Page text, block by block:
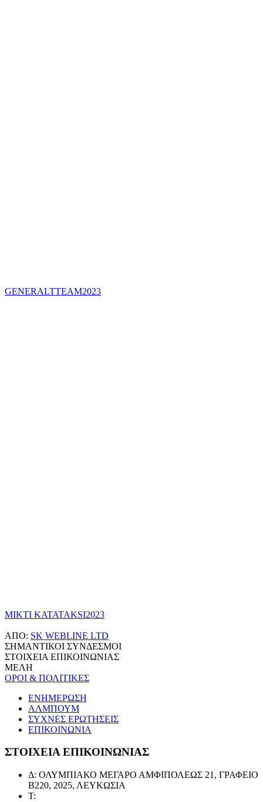
GENERALTTEAM2023
MIKTI KATATAKSI2023
ΑΠΟ: SK WEBLINE LTD
ΣΗΜΑΝΤΙΚΟΙ ΣΥΝΔΕΣΜΟΙ
ΣΤΟΙΧΕΙΑ ΕΠΙΚΟΙΝΩΝΙΑΣ
ΜΕΛΗ
ΟΡΟΙ & ΠΟΛΙΤΙΚΕΣ
ΕΝΗΜΕΡΩΣΗ
ΑΛΜΠΟΥΜ
ΣΥΧΝΕΣ ΕΡΩΤΗΣΕΙΣ
ΕΠΙΚΟΙΝΩΝΙΑ
ΣΤΟΙΧΕΙΑ ΕΠΙΚΟΙΝΩΝΙΑΣ
Δ: ΟΛΥΜΠΙΑΚΟ ΜΕΓΑΡΟ ΑΜΦΙΠΟΛΕΩΣ 21, ΓΡΑΦΕΙΟ
Β220, 2025, ΛΕΥΚΩΣΙΑ
Τ: